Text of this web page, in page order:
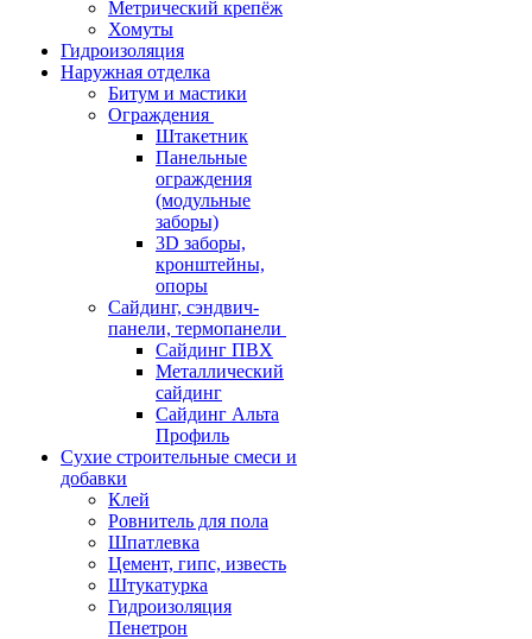
Метрический крепёж
Хомуты
Гидроизоляция
Наружная отделка
Битум и мастики
Ограждения
Штакетник
Панельные
ограждения
(модульные
заборы)
3D заборы,
кронштейны,
опоры
Cайдинг, сэндвич-
панели, термопанели
Сайдинг ПВХ
Металлический
сайдинг
Сайдинг Альта
Профиль
Сухие строительные смеси и
добавки
Клей
Ровнитель для пола
Шпатлевка
Цемент, гипс, известь
Штукатурка
Гидроизоляция
Пенетрон